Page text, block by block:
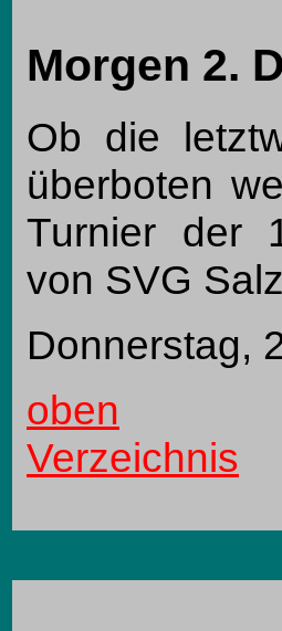
Morgen 2.
Ob die
überboten
Turnier der
von SVG
Donnerstag,
oben
Verzeichnis